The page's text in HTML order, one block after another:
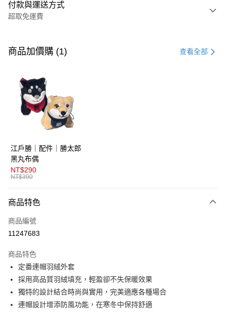
付款與運送方式
超取免運費
信用卡一次付款
LINE Pay
AFTEE先享後付
【關於「AFTEE先享後付」】
便利好安心！
１．簡單：不需註冊會員、不需綁卡、不需儲值。
２．便利：只要手機號碼，簡訊認證，即可結帳。
３．安心：先確認商品／服務後，再付款。
１．於結帳方式選擇「AFTEE先享後付」後，將跳轉至「AFTEE先享後付」
２．訂單成立數日內，您將收到繳費通知簡訊。
３．收到繳費通知簡訊後14天內，點擊此簡訊中的連結，可透過四大超商／
購買商品的店家。未經商家同意取消之訂單仍視為有效，需透過AFTEE先享
後付繳納相關費用。
※ 交易是否成功請以「AFTEE先享後付 」之結帳頁面顯示為準，若有關於
是否繳費成功／繳費後需取消欲退款等相關疑問，請聯繫「AFTEE先享後付
客戶支援中心」https://netprotections.freshdesk.com/support/home
運送方式
全家取貨付款
免運費
免運費
付款後萊爾富取貨
免運費
7-11取貨付款
商品加價購 (1) 查看全部
江戶勝｜配件｜勝太郎
黑丸布偶
NT$290
NT$390
商品特色
商品編號
11247683
商品特色
定番連帽羽絨外套
採用高品質羽絨填充，輕盈卻不失保暖效果
獨特的設計結合時尚與實用，完美適應各種場合
連帽設計增添防風功能，在寒冬中保持舒適